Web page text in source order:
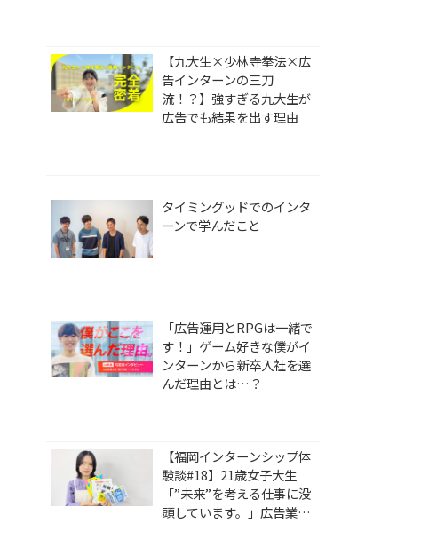
【九大生×少林寺拳法×広
告インターンの三刀
流！？】強すぎる九大生が
広告でも結果を出す理由
タイミングッドでのインタ
ーンで学んだこと
「広告運用とRPGは一緒で
す！」ゲーム好きな僕がイ
ンターンから新卒入社を選
んだ理由とは…？
【福岡インターンシップ体
験談#18】21歳女子大生
「”未来”を考える仕事に没
頭しています。」広告業界